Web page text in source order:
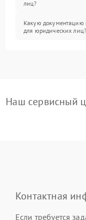
лиц?
Какую документацию
для юридических лиц?
Наш сервисный
Контактная
Если требуется